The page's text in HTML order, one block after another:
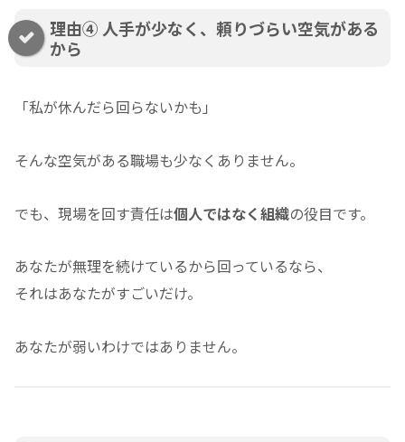
理由④ 人手が少なく、頼りづらい空気がある
から
「私が休んだら回らないかも」
そんな空気がある職場も少なくありません。
でも、現場を回す責任は個人ではなく組織の役目です。
あなたが無理を続けているから回っているなら、
それはあなたがすごいだけ。
あなたが弱いわけではありません。